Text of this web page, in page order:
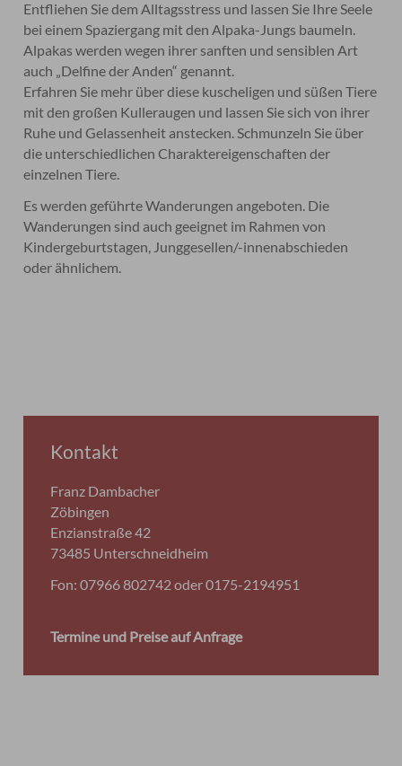
Entfliehen Sie dem Alltagsstress und lassen Sie Ihre Seele
bei einem Spaziergang mit den Alpaka-Jungs baumeln.
Alpakas werden wegen ihrer sanften und sensiblen Art
auch „Delfine der Anden“ genannt.
Erfahren Sie mehr über diese kuscheligen und süßen Tiere
mit den großen Kulleraugen und lassen Sie sich von ihrer
Ruhe und Gelassenheit anstecken. Schmunzeln Sie über
die unterschiedlichen Charaktereigenschaften der
einzelnen Tiere.
Es werden geführte Wanderungen angeboten. Die
Wanderungen sind auch geeignet im Rahmen von
Kindergeburtstagen, Junggesellen/-innenabschieden
oder ähnlichem.
Kontakt
Franz Dambacher
Zöbingen
Enzianstraße 42
73485 Unterschneidheim
Fon: 07966 802742 oder 0175-2194951
Termine und Preise auf Anfrage